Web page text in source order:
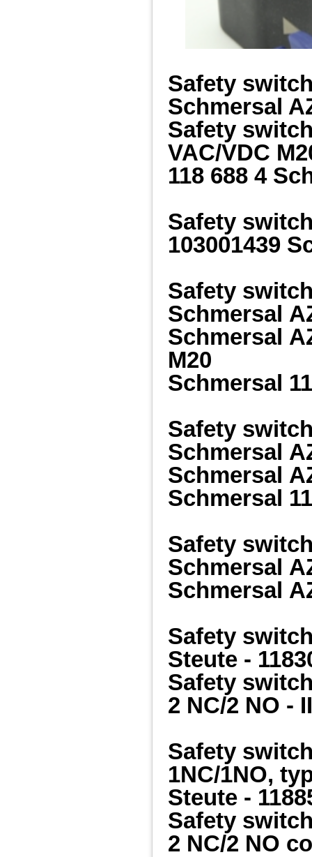
Safety
Schmersal
Safety
VAC/VDC
118 688 4
Safety
103001439
Safety
Schmersal
Schmersal
M20
Schmersal
Safety
Schmersal
Schmersal
Schmersal
Safety
Schmersal
Schmersal
Safety
Steute -
Safety
2 NC/2 NO -
Safety
1NC/1NO,
Steute -
Safety
2 NC/2 NO